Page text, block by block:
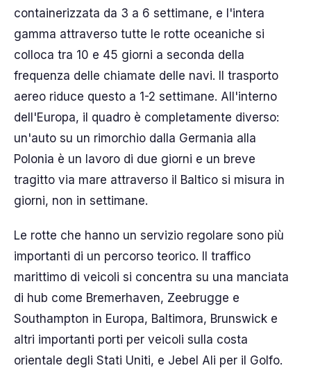
containerizzata da 3 a 6 settimane, e l'intera
gamma attraverso tutte le rotte oceaniche si
colloca tra 10 e 45 giorni a seconda della
frequenza delle chiamate delle navi. Il trasporto
aereo riduce questo a 1-2 settimane. All'interno
dell'Europa, il quadro è completamente diverso:
un'auto su un rimorchio dalla Germania alla
Polonia è un lavoro di due giorni e un breve
tragitto via mare attraverso il Baltico si misura in
giorni, non in settimane.
Le rotte che hanno un servizio regolare sono più
importanti di un percorso teorico. Il traffico
marittimo di veicoli si concentra su una manciata
di hub come Bremerhaven, Zeebrugge e
Southampton in Europa, Baltimora, Brunswick e
altri importanti porti per veicoli sulla costa
orientale degli Stati Uniti, e Jebel Ali per il Golfo.